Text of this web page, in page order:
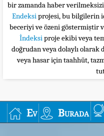
bir zamanda haber
Endeksiprojesi, bu bilgilerin
beceriyi ve özeni göstermiştir
İndeksiproje ekibi veya
doğrudan veya dolaylı olarak
veya hasar için taahhüt,
Ev Burada